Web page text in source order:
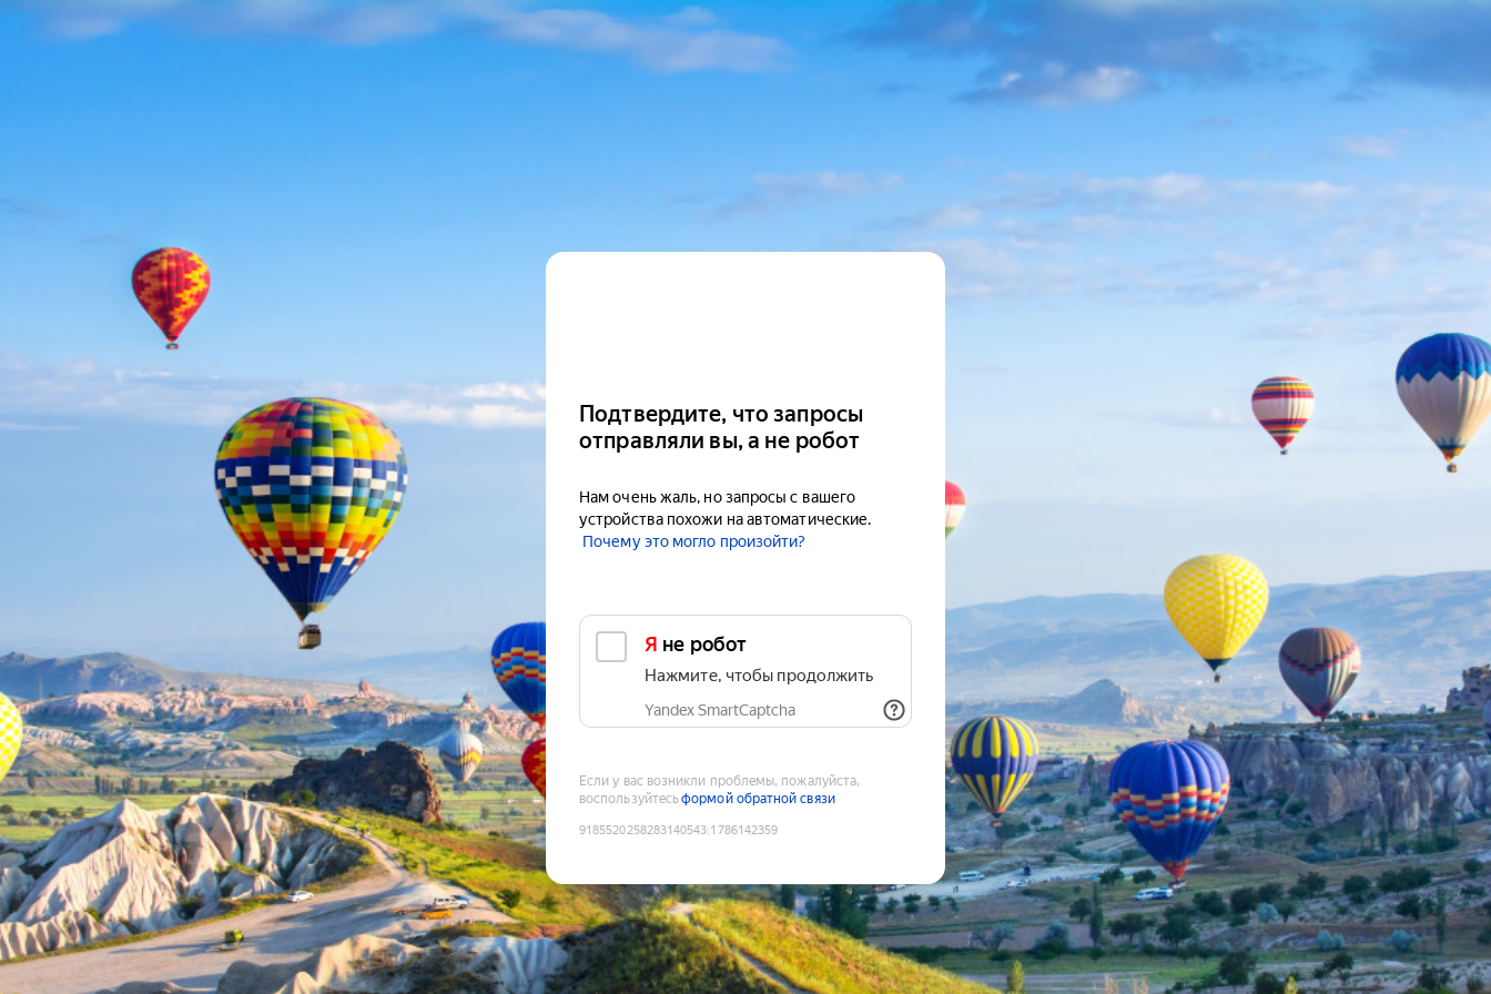
Подтвердите, что запросы
отправляли вы, а не робот
Нам очень жаль, но запросы с вашего
устройства похожи на автоматические.
Почему это могло произойти?
Я не робот
Нажмите, чтобы продолжить
Yandex SmartCaptcha
Если у вас возникли проблемы, пожалуйста,
воспользуйтесьформой обратной связи
9185520258283140543:1786142359